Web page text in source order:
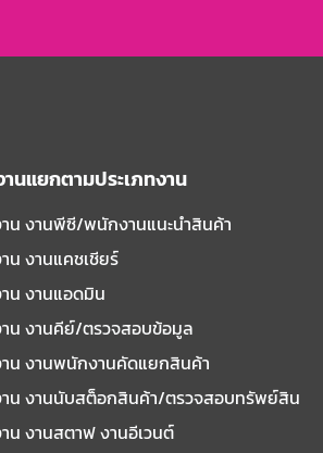
านแยกตามประเภทงาน
น งานพีซี/พนักงานแนะนําสินค้า
น งานแคชเชียร์
น งานแอดมิน
น งานคีย์/ตรวจสอบข้อมูล
น งานพนักงานคัดแยกสินค้า
าน งานนับสต็อกสินค้า/ตรวจสอบทรัพย์สิน
น งานสตาฟ งานอีเวนต์